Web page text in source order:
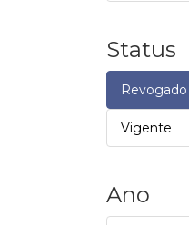
Status
Revogado
Vigente
Ano